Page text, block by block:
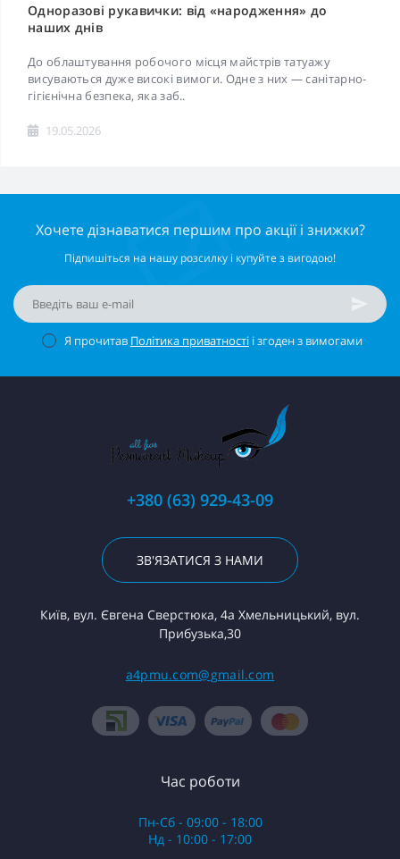
Одноразові рукавички: від «народження» до
наших днів
До облаштування робочого місця майстрів татуажу
висуваються дуже високі вимоги. Одне з них — санітарно-
гігієнічна безпека, яка заб..
19.05.2026
Хочете дізнаватися першим про акції і знижки?
Підпишіться на нашу розсилку і купуйте з вигодою!
Я прочитав Політика приватності і згоден з вимогами
+380 (63) 929-43-09
ЗВ'ЯЗАТИСЯ З НАМИ
Київ, вул. Євгена Сверстюка, 4а Хмельницький, вул.
Прибузька,30
a4pmu.com@gmail.com
Час роботи
Пн-Сб - 09:00 - 18:00
Нд - 10:00 - 17:00